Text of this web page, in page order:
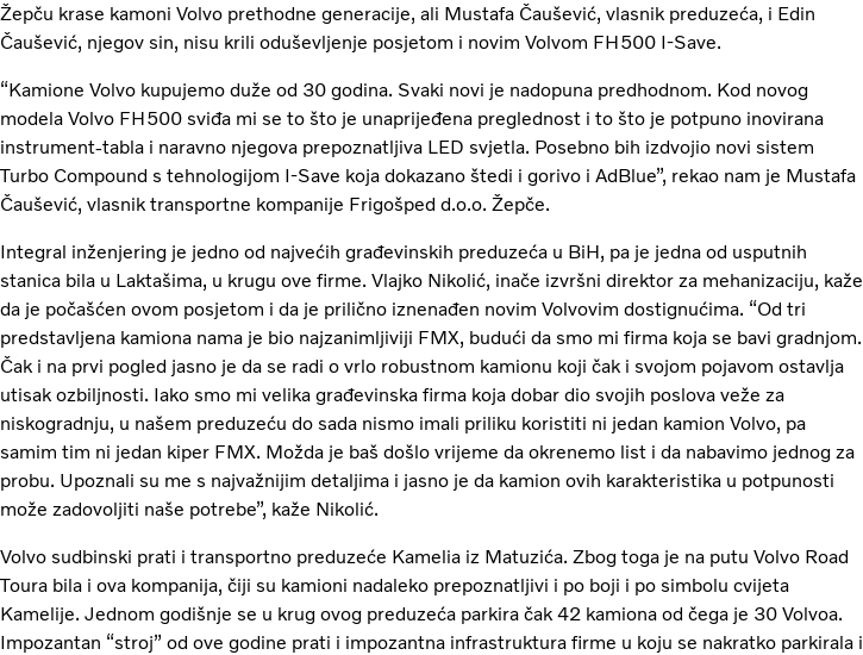
Žepču krase kamoni Volvo prethodne generacije, ali Mustafa Čaušević, vlasnik preduzeća, i Edin
Čaušević, njegov sin, nisu krili oduševljenje posjetom i novim Volvom FH500 I-Save.
“Kamione Volvo kupujemo duže od 30 godina. Svaki novi je nadopuna predhodnom. Kod novog
modela Volvo FH500 sviđa mi se to što je unaprijeđena preglednost i to što je potpuno inovirana
instrument-tabla i naravno njegova prepoznatljiva LED svjetla. Posebno bih izdvojio novi sistem
Turbo Compound s tehnologijom I-Save koja dokazano štedi i gorivo i AdBlue”, rekao nam je Mustafa
Čaušević, vlasnik transportne kompanije Frigošped d.o.o. Žepče.
Integral inženjering je jedno od najvećih građevinskih preduzeća u BiH, pa je jedna od usputnih
stanica bila u Laktašima, u krugu ove firme. Vlajko Nikolić, inače izvršni direktor za mehanizaciju, kaže
da je počašćen ovom posjetom i da je prilično iznenađen novim Volvovim dostignućima. “Od tri
predstavljena kamiona nama je bio najzanimljiviji FMX, budući da smo mi firma koja se bavi gradnjom.
Čak i na prvi pogled jasno je da se radi o vrlo robustnom kamionu koji čak i svojom pojavom ostavlja
utisak ozbiljnosti. Iako smo mi velika građevinska firma koja dobar dio svojih poslova veže za
niskogradnju, u našem preduzeću do sada nismo imali priliku koristiti ni jedan kamion Volvo, pa
samim tim ni jedan kiper FMX. Možda je baš došlo vrijeme da okrenemo list i da nabavimo jednog za
probu. Upoznali su me s najvažnijim detaljima i jasno je da kamion ovih karakteristika u potpunosti
može zadovoljiti naše potrebe”, kaže Nikolić.
Volvo sudbinski prati i transportno preduzeće Kamelia iz Matuzića. Zbog toga je na putu Volvo Road
Toura bila i ova kompanija, čiji su kamioni nadaleko prepoznatljivi i po boji i po simbolu cvijeta
Kamelije. Jednom godišnje se u krug ovog preduzeća parkira čak 42 kamiona od čega je 30 Volvoa.
Impozantan “stroj” od ove godine prati i impozantna infrastruktura firme u koju se nakratko parkirala i